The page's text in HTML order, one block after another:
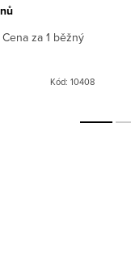
za 1 běžný
Kód: 10408